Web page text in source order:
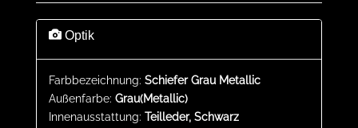
Optik
Farbbezeichnung: Schiefer Grau Metallic
Außenfarbe: Grau(Metallic)
Innenausstattung: Teilleder, Schwarz